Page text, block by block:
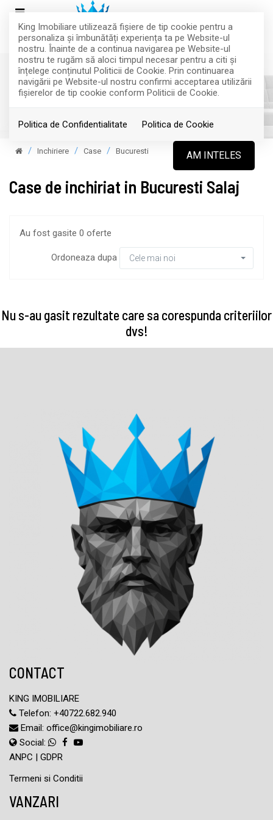
King Imobiliare utilizează fişiere de tip cookie pentru a
personaliza și îmbunătăți experiența ta pe Website-ul
nostru. Înainte de a continua navigarea pe Website-ul
nostru te rugăm să aloci timpul necesar pentru a citi și
înțelege conținutul Politicii de Cookie. Prin continuarea
navigării pe Website-ul nostru confirmi acceptarea utilizării
fişierelor de tip cookie conform Politicii de Cookie.
Politica de Confidentialitate Politica de Cookie
AM INTELES
Filtreaza
Inchiriere Case Bucuresti
Case de inchiriat in Bucuresti Salaj
Au fost gasite 0 oferte
Ordoneaza dupa Cele mai noi
Nu s-au gasit rezultate care sa corespunda criteriilor
dvs!
CONTACT
KING IMOBILIARE
Telefon: +40722.682.940
Email: office@kingimobiliare.ro
Social:
ANPC | GDPR
Termeni si Conditii
VANZARI